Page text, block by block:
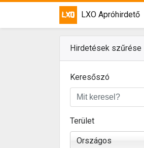
LXO Apróhirdető
Hirdetések szűrése
Keresőszó
Terület
Országos